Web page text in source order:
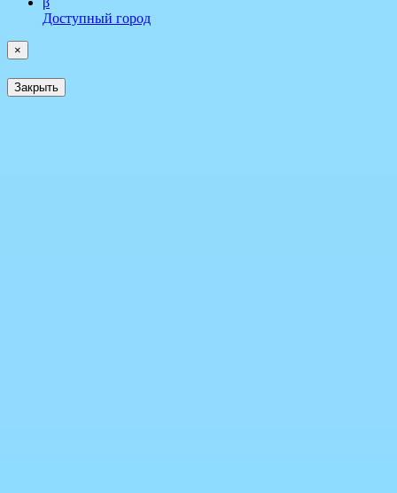
Доступный город
×
Закрыть